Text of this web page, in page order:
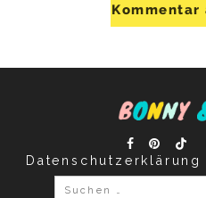
Datenschutzerklärung